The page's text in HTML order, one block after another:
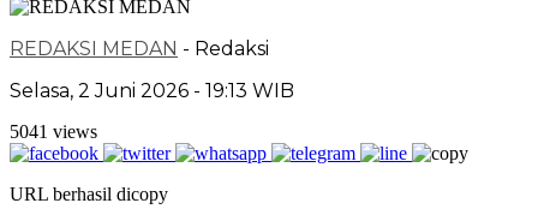
REDAKSI MEDAN - Redaksi
Selasa, 2 Juni 2026 - 19:13 WIB
5041 views
URL berhasil dicopy